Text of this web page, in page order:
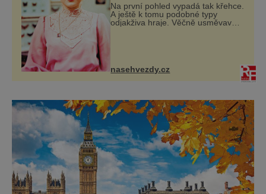
Na první pohled vypadá tak křehce.
A ještě k tomu podobné typy
odjakživa hraje. Věčně usměvavá
nasehvezdy.cz